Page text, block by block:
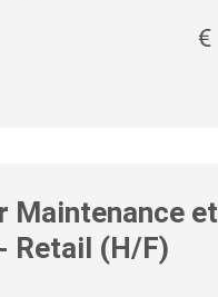
Maintenance et
Retail (H/F)